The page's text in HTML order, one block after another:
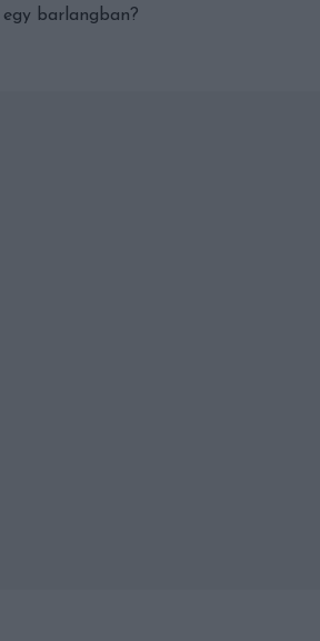
egy barlangban?